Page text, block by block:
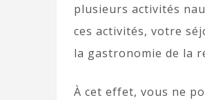
plusieurs activités
ces activités, votre
la gastronomie de la
À cet effet, vous ne